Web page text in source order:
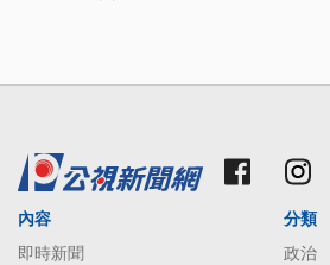
內容
即時新聞
分類
政治